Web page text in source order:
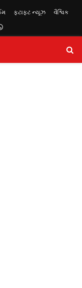
ફટાફટ ન્યૂઝ વૈશ્વિક
Whatsapp